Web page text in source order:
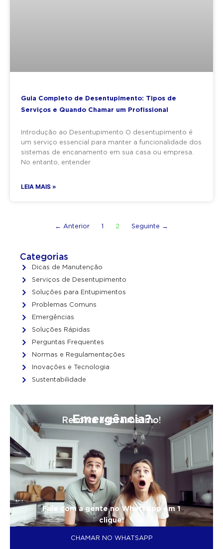
Guia Completo de Desentupimento: Tipos de
Serviços e Quando Chamar um Profissional
Introdução ao Desentupimento O desentupimento é
um serviço essencial para manter a funcionalidade dos
sistemas de encanamento em sua casa ou empresa.
No entanto, entender
LEIA MAIS »
← Anterior 1 2 Seguinte →
Categorias
Dicas de Manutenção
Serviços de Desentupimento
Soluções para Entupimentos
Problemas Comuns
Emergências
Soluções Rápidas
Perguntas Frequentes
Normas e Regulamentações
Inovações e Tecnologia
Sustentabilidade
Emergência?
Resolva agora mesmo!
Fale com a gente no WhatsApp em 1
clique!
CHAMAR NO WHATSAPP